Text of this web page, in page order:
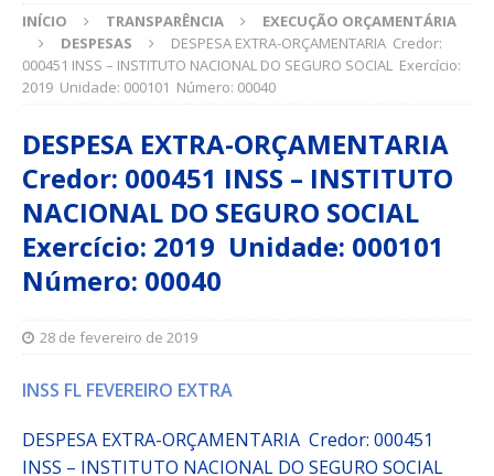
INÍCIO TRANSPARÊNCIA
EXECUÇÃO ORÇAMENTÁRIA
DESPESAS
DESPESA EXTRA-ORÇAMENTARIA Credor:
000451 INSS – INSTITUTO NACIONAL DO SEGURO SOCIAL Exercício:
2019 Unidade: 000101 Número: 00040
DESPESA EXTRA-ORÇAMENTARIA
Credor: 000451 INSS – INSTITUTO
NACIONAL DO SEGURO SOCIAL
Exercício: 2019 Unidade: 000101
Número: 00040
28 de fevereiro de 2019
INSS FL FEVEREIRO EXTRA
DESPESA EXTRA-ORÇAMENTARIA Credor: 000451
INSS – INSTITUTO NACIONAL DO SEGURO SOCIAL